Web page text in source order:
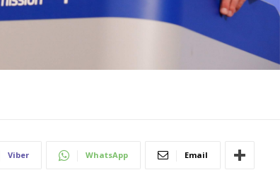
Viber WhatsApp Email